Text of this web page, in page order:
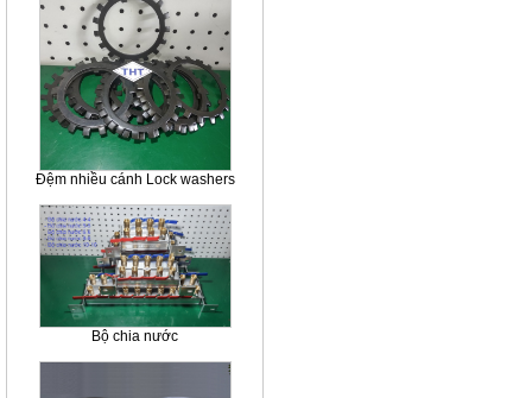
Đệm nhiều cánh Lock washers
Bộ chia nước